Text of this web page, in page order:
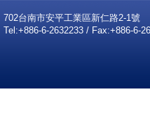
702台南市安平工業區新仁路2-1號
Tel:+886-6-2632233 / Fax:+886-6-